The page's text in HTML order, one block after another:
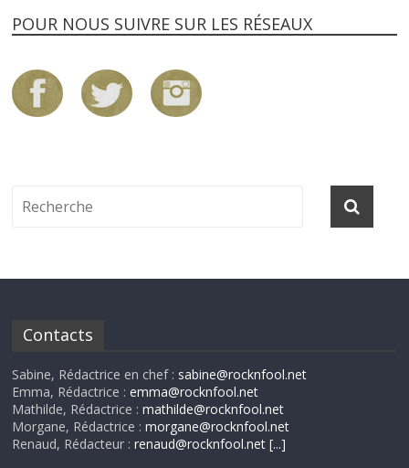
POUR NOUS SUIVRE SUR LES RÉSEAUX
Contacts
Sabine, Rédactrice en chef : sabine@rocknfool.net
Emma, Rédactrice :emma@rocknfool.net
Mathilde, Rédactrice :mathilde@rocknfool.net
Morgane, Rédactrice :morgane@rocknfool.net
Renaud, Rédacteur :renaud@rocknfool.net [...]